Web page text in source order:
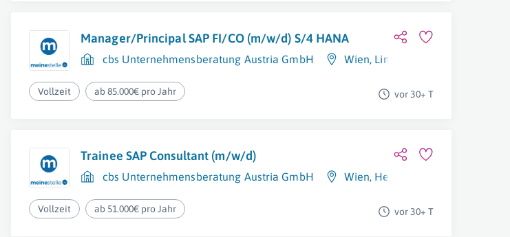
Manager/Principal SAP FI/CO (m/w/d) S/4 HANA
cbs Unternehmensberatung Austria GmbH Wien, Linz
Vollzeit ab 85.000€ pro Jahr vor 30+ T
Trainee SAP Consultant (m/w/d)
cbs Unternehmensberatung Austria GmbH Wien, Heidelberg
Vollzeit ab 51.000€ pro Jahr vor 30+ T